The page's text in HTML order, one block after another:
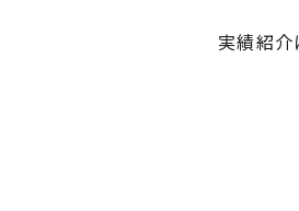
実績紹介